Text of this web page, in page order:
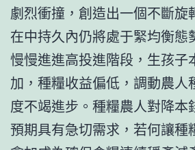
劇烈衝撞，創造出一個不斷旋
在中持久內仍將處于緊均衡態
慢慢進進高投進階段，生孩子
加，種糧收益偏低，調動農人
度不竭進步。種糧農人對降本
預期具有急切需求，若何讓種